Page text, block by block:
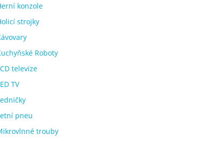
konzole
strojky
Roboty
televize
TV
pneu
trouby